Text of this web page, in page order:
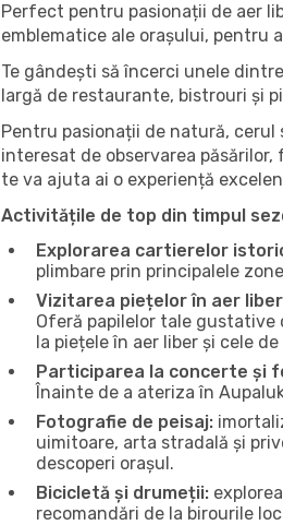
Perfect pentru pasionații de aer
emblematice ale orașului, pentru
Te gândești să încerci unele
largă de restaurante, bistrouri și
Pentru pasionații de natură,
interesat de observarea
te va ajuta ai o experiență
Activitățile de top din timpul
Explorarea cartierelor
plimbare prin principalele
Vizitarea piețelor în aer
Oferă papilelor tale
la piețele în aer liber și cele
Participarea la concerte și
Înainte de a ateriza în
Fotografie de peisaj:
uimitoare, arta stradală și
descoperi orașul.
Bicicletă și drumeții:
recomandări de la birourile